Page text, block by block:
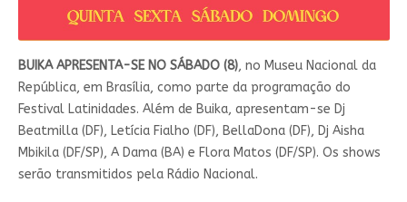
BUIKA APRESENTA-SE NO SÁBADO (8), no Museu Nacional da
República, em Brasília, como parte da programação do
Festival Latinidades. Além de Buika, apresentam-se Dj
Beatmilla (DF), Letícia Fialho (DF), BellaDona (DF), Dj Aisha
Mbikila (DF/SP), A Dama (BA) e Flora Matos (DF/SP). Os shows
serão transmitidos pela Rádio Nacional.